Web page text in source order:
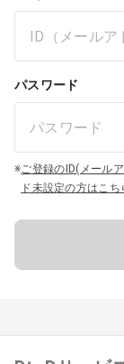
パスワード
※ご登録のID(メール
ド未設定の方はこち